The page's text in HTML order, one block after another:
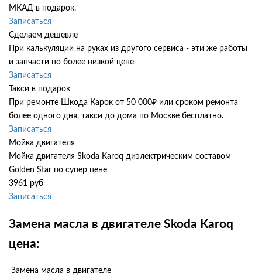
МКАД в подарок.
Записаться
Сделаем дешевле
При калькуляции на руках из другого сервиса - эти же работы
и запчасти по более низкой цене
Записаться
Такси в подарок
При ремонте Шкода Карок от 50 000₽ или сроком ремонта
более одного дня, такси до дома по Москве бесплатно.
Записаться
Мойка двигателя
Мойка двигателя Skoda Karoq диэлектрическим составом
Golden Star по супер цене
3961 руб
Записаться
Замена масла в двигателе Skoda Karoq
цена:
Замена масла в двигателе